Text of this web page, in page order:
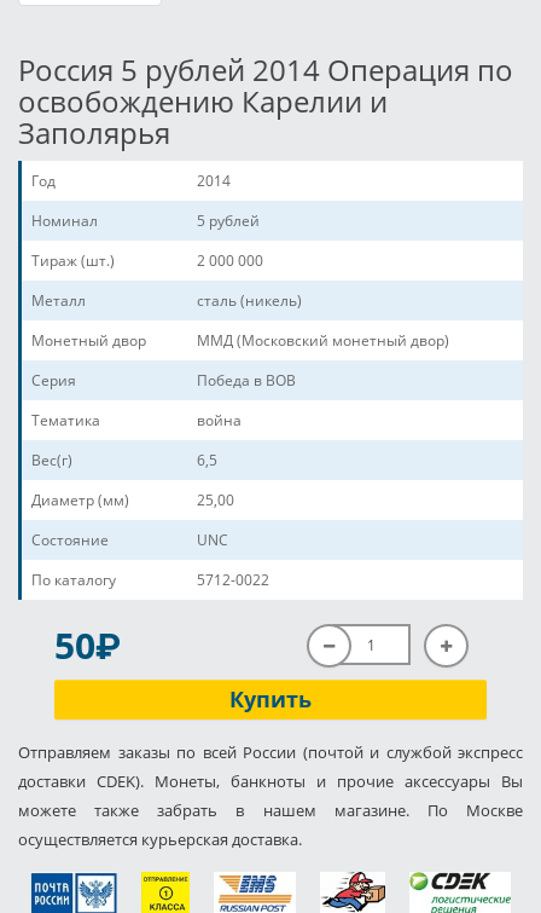
Россия 5 рублей 2014 Операция по
освобождению Карелии и
Заполярья
Год
2014
Номинал
5 рублей
Тираж (шт.)
2 000 000
Металл
сталь (никель)
Монетный двор
ММД (Московский монетный двор)
Серия
Победа в ВОВ
Тематика
война
Вес(г)
6,5
Диаметр (мм)
25,00
Состояние
UNC
По каталогу
5712-0022
50P
Купить
Отправляем заказы по всей России (почтой и службой экспресс
доставки CDEK). Монеты, банкноты и прочие аксессуары Вы
можете также забрать в нашем магазине. По Москве
осуществляется курьерская доставка.